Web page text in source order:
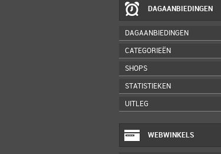
DAGAANBIEDINGEN
DAGAANBIEDINGEN
CATEGORIEËN
SHOPS
STATISTIEKEN
UITLEG
WEBWINKELS